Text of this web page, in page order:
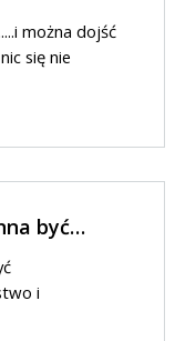
można dojść
się nie
być…
i